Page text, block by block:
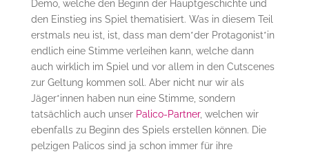
Demo, welche den Beginn der Hauptgeschichte und
den Einstieg ins Spiel thematisiert. Was in diesem Teil
erstmals neu ist, ist, dass man dem*der Protagonist*in
endlich eine Stimme verleihen kann, welche dann
auch wirklich im Spiel und vor allem in den Cutscenes
zur Geltung kommen soll. Aber nicht nur wir als
Jäger*innen haben nun eine Stimme, sondern
tatsächlich auch unser Palico-Partner, welchen wir
ebenfalls zu Beginn des Spiels erstellen können. Die
pelzigen Palicos sind ja schon immer für ihre